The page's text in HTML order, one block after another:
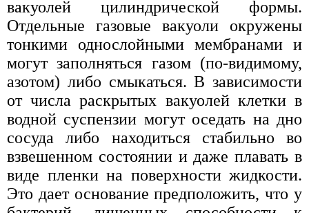
вакуолей цилиндрической формы.
Отдельные газовые вакуоли окружены
тонкими однослойными мембранами и
могут заполняться газом (по-видимому,
азотом) либо смыкаться. В зависимости
от числа раскрытых вакуолей клетки в
водной суспензии могут оседать на дно
сосуда либо находиться стабильно во
взвешенном состоянии и даже плавать в
виде пленки на поверхности жидкости.
Это дает основание предположить, что у